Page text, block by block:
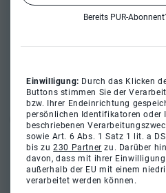
Bereits PUR-
Einwilligung: Durch das Klicken
Buttons stimmen Sie der
bzw. Ihrer Endeinrichtung
persönlichen Identifikatoren oder
beschriebenen
sowie Art. 6 Abs. 1 Satz 1 lit. a
bis zu230 Partner zu. Darüber
davon, dass mit ihrer
außerhalb der EU mit einem
verarbeitet werden können.